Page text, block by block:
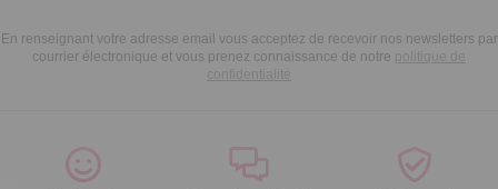
En renseignant votre adresse email vous acceptez de recevoir nos newsletters par
courrier électronique et vous prenez connaissance de notre politique de
confidentialité